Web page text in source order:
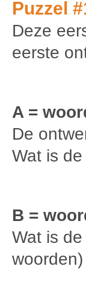
Puzzel
Deze
eerste
A =
De
Wat is
B =
Wat is
woorden)